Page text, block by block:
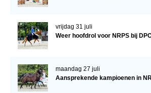
Veulens en merries
Zoek een NRPS paard
Onze fokkerij
vrijdag 31 juli
Weer hoofdrol voor NRPS bij
maandag 27 juli
Aansprekende kampioenen in